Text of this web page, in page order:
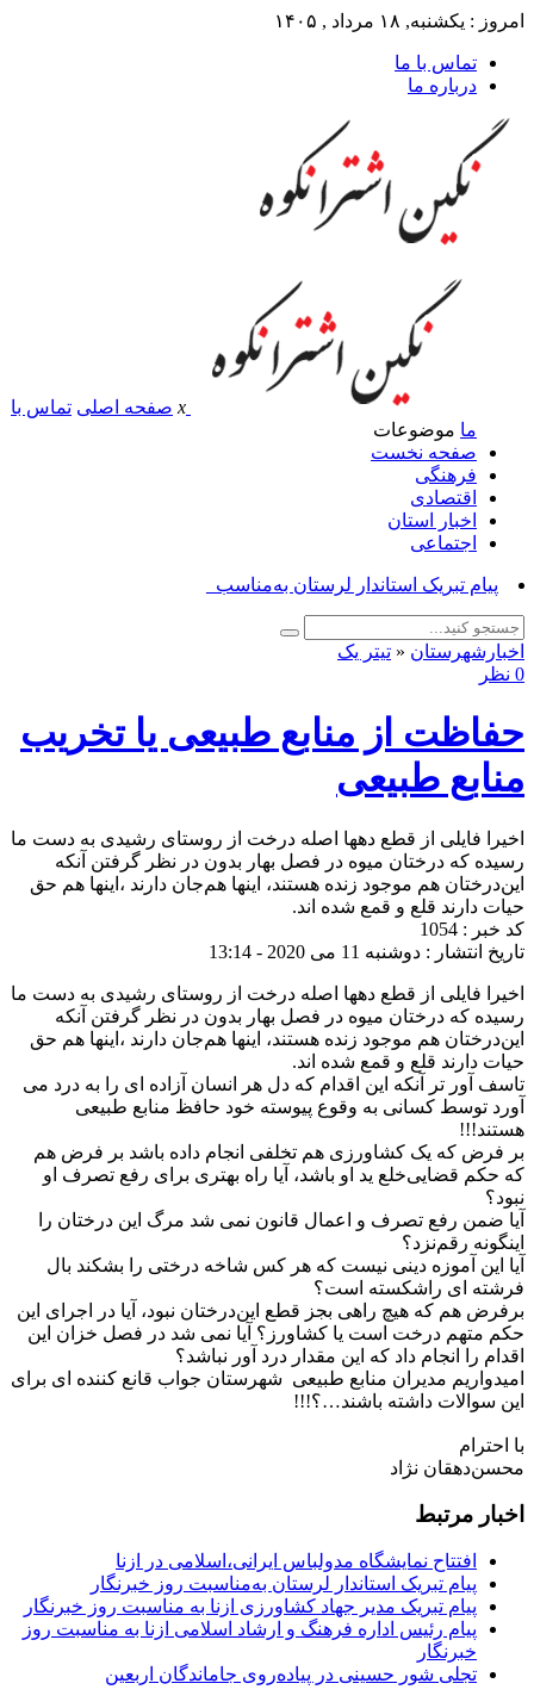
امروز : یکشنبه, ۱۸ مرداد , ۱۴۰۵
تماس با ما
درباره ما
x صفحه اصلی تماس با
ما موضوعات
صفحه نخست
فرهنگی
اقتصادی
اخبار استان
اجتماعی
پیام تبریک استاندار لرستان به‌مناسبت روز خ_
اخبارشهرستان « تیتر یک
0 نظر
حفاظت از منابع طبیعی یا تخریب
منابع طبیعی
اخیرا فایلی از قطع دهها اصله درخت از روستای رشیدی به دست ما
رسیده که درختان میوه در فصل بهار بدون در نظر گرفتن آنکه
این‌درختان هم موجود زنده هستند، اینها هم‌جان دارند ،اینها هم حق
حیات دارند قلع و قمع شده اند.
کد خبر : 1054
تاریخ انتشار : دوشنبه 11 می 2020 - 13:14
اخیرا فایلی از قطع دهها اصله درخت از روستای رشیدی به دست ما
رسیده که درختان میوه در فصل بهار بدون در نظر گرفتن آنکه
این‌درختان هم موجود زنده هستند، اینها هم‌جان دارند ،اینها هم حق
حیات دارند قلع و قمع شده اند.
تاسف آور تر آنکه این اقدام که دل هر انسان آزاده ای را به درد می
آورد‌ توسط کسانی به وقوع پیوسته خود حافظ منابع طبیعی
هستند!!!
بر فرض که یک کشاورزی هم تخلفی انجام داده باشد بر فرض هم
که حکم قضایی‌خلع ید او باشد، آیا راه بهتری برای رفع تصرف او
نبود؟
آیا ضمن رفع ‌تصرف و اعمال قانون نمی شد‌ مرگ این درختان را
اینگونه رقم‌نزد؟
آیا این آموزه دینی نیست که هر کس شاخه درختی را بشکند بال
فرشته ای راشکسته است؟
برفرض هم که هیچ راهی بجز قطع این‌درختان نبود، آیا در اجرای این
حکم متهم درخت است یا کشاورز؟ آیا نمی شد در فصل خزان این
اقدام را انجام داد که این مقدار درد آور نباشد؟
امیدواریم مدیران منابع طبیعی ‌ شهرستان جواب قانع کننده ای برای
این سوالات داشته باشند…؟!!!
با احترام
محسن‌دهقان نژاد
اخبار مرتبط
افتتاح نمایشگاه مدولباس ایرانی،اسلامی در ازنا
پیام تبریک استاندار لرستان به‌مناسبت روز خبرنگار
پیام تبریک مدیر جهاد کشاورزی ازنا به مناسبت روز خبرنگار
پیام رئیس اداره فرهنگ و ارشاد اسلامی ازنا به مناسبت روز
خبرنگار
تجلی شور حسینی در پیاده‌روی جاماندگان اربعین